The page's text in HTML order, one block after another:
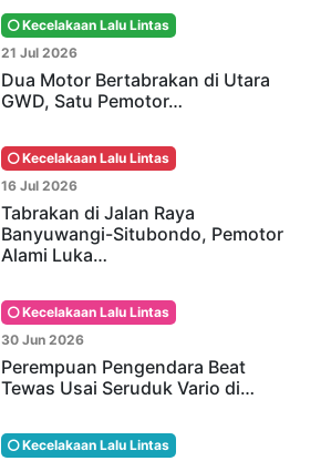
Kecelakaan Lalu Lintas
21 Jul 2026
Dua Motor Bertabrakan di Utara
GWD, Satu Pemotor…
Kecelakaan Lalu Lintas
16 Jul 2026
Tabrakan di Jalan Raya
Banyuwangi-Situbondo, Pemotor
Alami Luka…
Kecelakaan Lalu Lintas
30 Jun 2026
Perempuan Pengendara Beat
Tewas Usai Seruduk Vario di…
Kecelakaan Lalu Lintas